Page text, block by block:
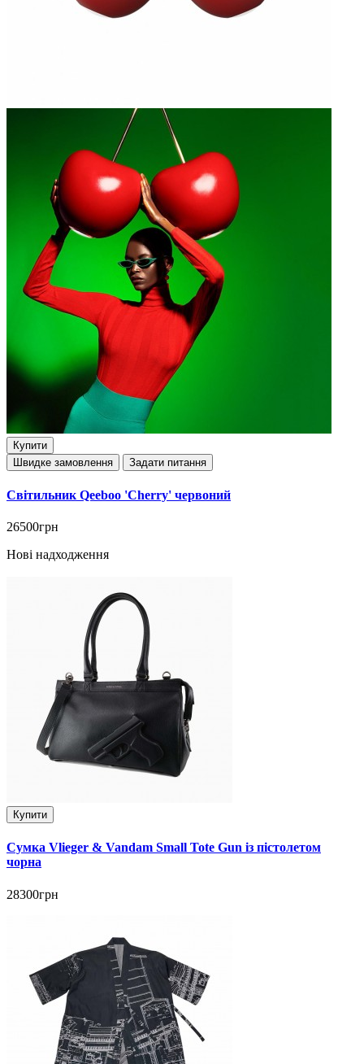
Купити
Швидке замовлення
Задати питання
Світильник Qeeboo 'Cherry' червоний
26500грн
Нові надходження
Купити
Сумка Vlieger & Vandam Small Tote Gun із пістолетом
чорна
28300грн